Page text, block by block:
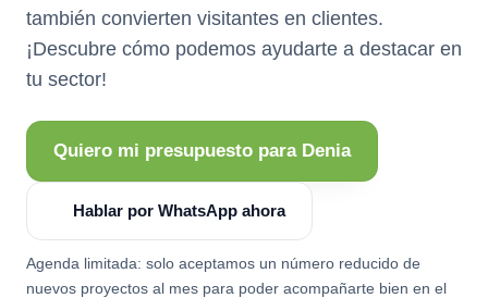
también convierten visitantes en clientes.
¡Descubre cómo podemos ayudarte a destacar en
tu sector!
Quiero mi presupuesto para Denia
Hablar por WhatsApp ahora
Agenda limitada: solo aceptamos un número reducido de
nuevos proyectos al mes para poder acompañarte bien en el